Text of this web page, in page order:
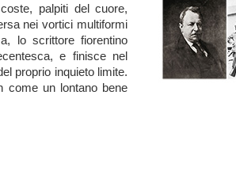
palpiti del cuore,
nei vortici multiformi
lo scrittore fiorentino
e finisce nel
proprio inquieto limite.
come un lontano bene